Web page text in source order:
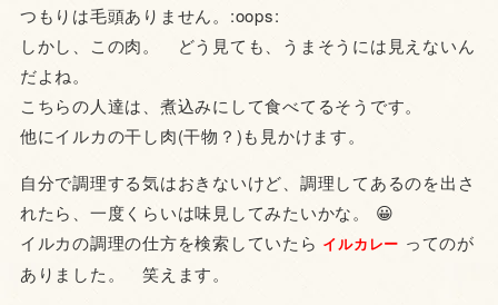
つもりは毛頭ありません。:oops:
しかし、この肉。 どう見ても、うまそうには見えないん
だよね。
こちらの人達は、煮込みにして食べてるそうです。
他にイルカの干し肉(干物？)も見かけます。
自分で調理する気はおきないけど、調理してあるのを出さ
れたら、一度くらいは味見してみたいかな。 😀
イルカの調理の仕方を検索していたら イルカレー ってのが
ありました。 笑えます。